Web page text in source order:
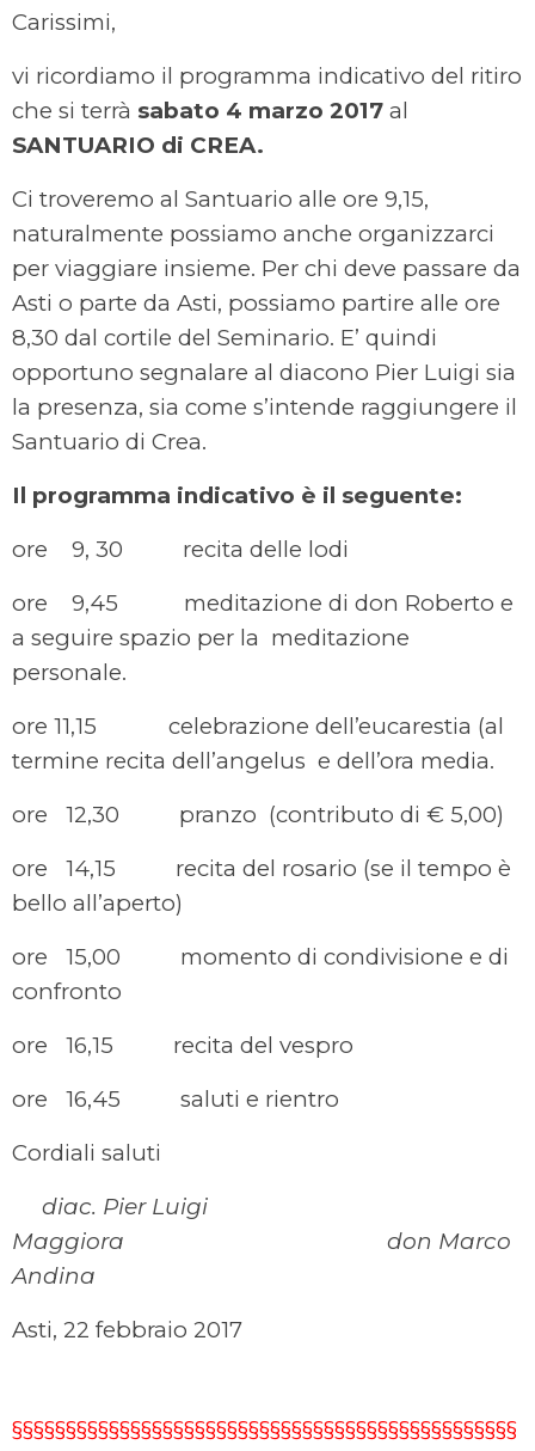
Carissimi,
vi ricordiamo il programma indicativo del ritiro
che si terrà sabato 4 marzo 2017 al
SANTUARIO di CREA.
Ci troveremo al Santuario alle ore 9,15,
naturalmente possiamo anche organizzarci
per viaggiare insieme. Per chi deve passare da
Asti o parte da Asti, possiamo partire alle ore
8,30 dal cortile del Seminario. E’ quindi
opportuno segnalare al diacono Pier Luigi sia
la presenza, sia come s’intende raggiungere il
Santuario di Crea.
Il programma indicativo è il seguente:
ore 9, 30 recita delle lodi
ore 9,45 meditazione di don Roberto e
a seguire spazio per la meditazione
personale.
ore 11,15 celebrazione dell’eucarestia (al
termine recita dell’angelus e dell’ora media.
ore 12,30 pranzo (contributo di € 5,00)
ore 14,15 recita del rosario (se il tempo è
bello all’aperto)
ore 15,00 momento di condivisione e di
confronto
ore 16,15 recita del vespro
ore 16,45 saluti e rientro
Cordiali saluti
diac. Pier Luigi
Maggiora don Marco
Andina
Asti, 22 febbraio 2017
§§§§§§§§§§§§§§§§§§§§§§§§§§§§§§§§§§§§§§§§§§§§§§§